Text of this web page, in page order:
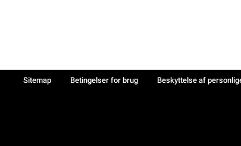
Sitemap Betingelser for brug Beskyttelse af